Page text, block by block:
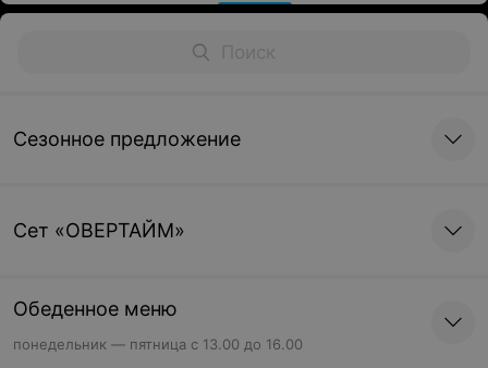
Сезонное предложение
Cет «ОВЕРТАЙМ»
Обеденное меню
понедельник — пятница с 13.00 до 16.00